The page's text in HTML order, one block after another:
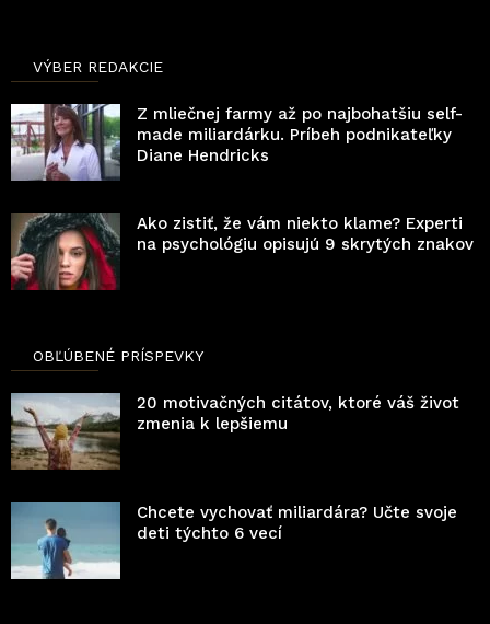
VÝBER REDAKCIE
Z mliečnej farmy až po najbohatšiu self-
made miliardárku. Príbeh podnikateľky
Diane Hendricks
Ako zistiť, že vám niekto klame? Experti
na psychológiu opisujú 9 skrytých znakov
OBĽÚBENÉ PRÍSPEVKY
20 motivačných citátov, ktoré váš život
zmenia k lepšiemu
Chcete vychovať miliardára? Učte svoje
deti týchto 6 vecí